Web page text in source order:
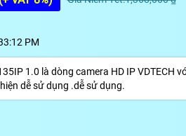
PM
1.0 là dòng camera HD IP
dễ sử dụng .dễ sử dụng.